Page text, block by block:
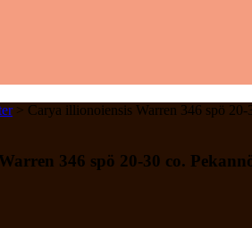
> Carya illionoiensis Warren 346 spö 20-
346 spö 20-30 co.